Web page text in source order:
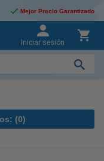
Mejor Precio Garantizado
Iniciar sesión
(0)